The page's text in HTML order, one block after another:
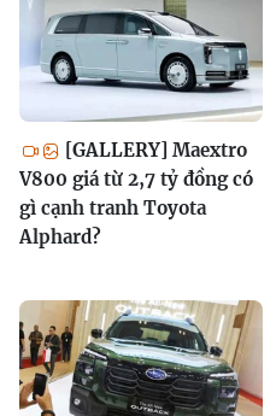
[GALLERY] Maextro
V800 giá từ 2,7 tỷ đồng có
gì cạnh tranh Toyota
Alphard?